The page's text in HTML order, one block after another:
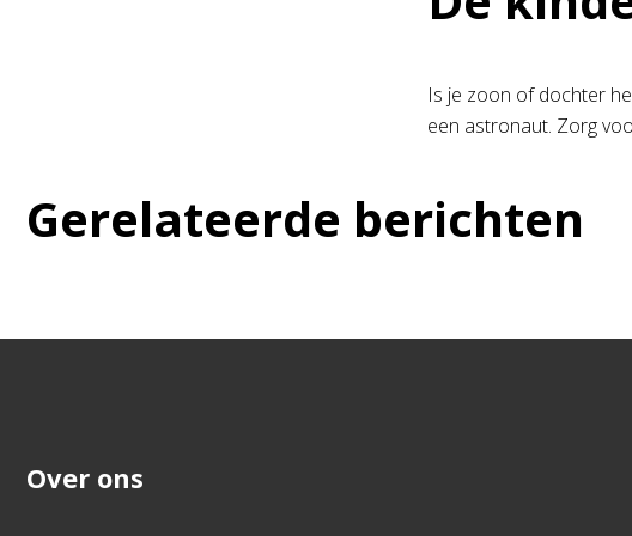
Is je zoon of dochter
een astronaut. Zorg
Gerelateerde berichten
Over ons